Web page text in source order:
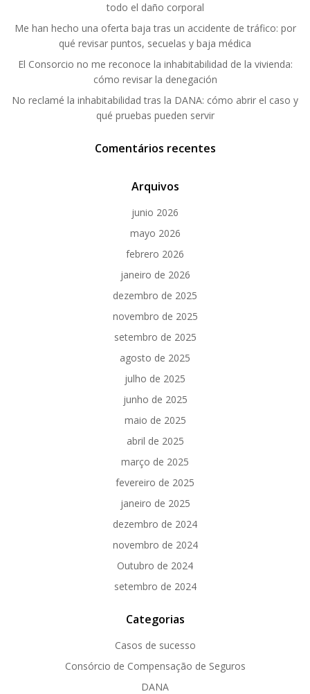
todo el daño corporal
Me han hecho una oferta baja tras un accidente de tráfico: por
qué revisar puntos, secuelas y baja médica
El Consorcio no me reconoce la inhabitabilidad de la vivienda:
cómo revisar la denegación
No reclamé la inhabitabilidad tras la DANA: cómo abrir el caso y
qué pruebas pueden servir
Comentários recentes
Arquivos
junio 2026
mayo 2026
febrero 2026
janeiro de 2026
dezembro de 2025
novembro de 2025
setembro de 2025
agosto de 2025
julho de 2025
junho de 2025
maio de 2025
abril de 2025
março de 2025
fevereiro de 2025
janeiro de 2025
dezembro de 2024
novembro de 2024
Outubro de 2024
setembro de 2024
Categorias
Casos de sucesso
Consórcio de Compensação de Seguros
DANA